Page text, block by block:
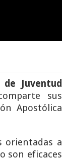
Juventud
sus
Apostólica
orientadas a
son eficaces